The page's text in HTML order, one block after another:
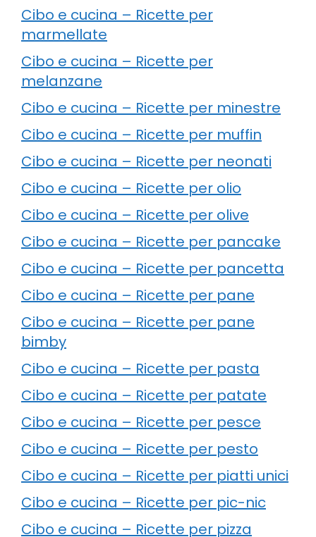
Cibo e cucina – Ricette per
marmellate
Cibo e cucina – Ricette per
melanzane
Cibo e cucina – Ricette per minestre
Cibo e cucina – Ricette per muffin
Cibo e cucina – Ricette per neonati
Cibo e cucina – Ricette per olio
Cibo e cucina – Ricette per olive
Cibo e cucina – Ricette per pancake
Cibo e cucina – Ricette per pancetta
Cibo e cucina – Ricette per pane
Cibo e cucina – Ricette per pane
bimby
Cibo e cucina – Ricette per pasta
Cibo e cucina – Ricette per patate
Cibo e cucina – Ricette per pesce
Cibo e cucina – Ricette per pesto
Cibo e cucina – Ricette per piatti unici
Cibo e cucina – Ricette per pic-nic
Cibo e cucina – Ricette per pizza